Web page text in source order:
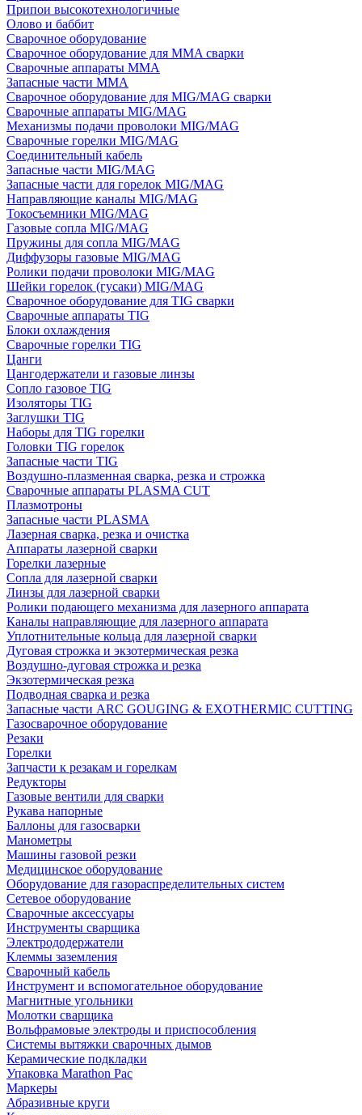
Припои высокотехнологичные
Олово и баббит
Сварочное оборудование
Сварочное оборудование для MMA сварки
Сварочные аппараты MMA
Запасные части MMA
Сварочное оборудование для MIG/MAG сварки
Сварочные аппараты MIG/MAG
Механизмы подачи проволоки MIG/MAG
Сварочные горелки MIG/MAG
Соединительный кабель
Запасные части MIG/MAG
Запасные части для горелок MIG/MAG
Направляющие каналы MIG/MAG
Токосъемники MIG/MAG
Газовые сопла MIG/MAG
Пружины для сопла MIG/MAG
Диффузоры газовые MIG/MAG
Ролики подачи проволоки MIG/MAG
Шейки горелок (гусаки) MIG/MAG
Сварочное оборудование для TIG сварки
Сварочные аппараты TIG
Блоки охлаждения
Сварочные горелки TIG
Цанги
Цангодержатели и газовые линзы
Сопло газовое TIG
Изоляторы TIG
Заглушки TIG
Наборы для TIG горелки
Головки TIG горелок
Запасные части TIG
Воздушно-плазменная сварка, резка и строжка
Сварочные аппараты PLASMA CUT
Плазмотроны
Запасные части PLASMA
Лазерная сварка, резка и очистка
Аппараты лазерной сварки
Горелки лазерные
Сопла для лазерной сварки
Линзы для лазерной сварки
Ролики подающего механизма для лазерного аппарата
Каналы направляющие для лазерного аппарата
Уплотнительные кольца для лазерной сварки
Дуговая строжка и экзотермическая резка
Воздушно-дуговая строжка и резка
Экзотермическая резка
Подводная сварка и резка
Запасные части ARC GOUGING & EXOTHERMIC CUTTING
Газосварочное оборудование
Резаки
Горелки
Запчасти к резакам и горелкам
Редукторы
Газовые вентили для сварки
Рукава напорные
Баллоны для газосварки
Манометры
Машины газовой резки
Медицинское оборудование
Оборудование для газораспределительных систем
Сетевое оборудование
Сварочные аксессуары
Инструменты сварщика
Электрододержатели
Клеммы заземления
Сварочный кабель
Инструмент и вспомогательное оборудование
Магнитные угольники
Молотки сварщика
Вольфрамовые электроды и приспособления
Системы вытяжки сварочных дымов
Керамические подкладки
Упаковка Marathon Pac
Маркеры
Абразивные круги